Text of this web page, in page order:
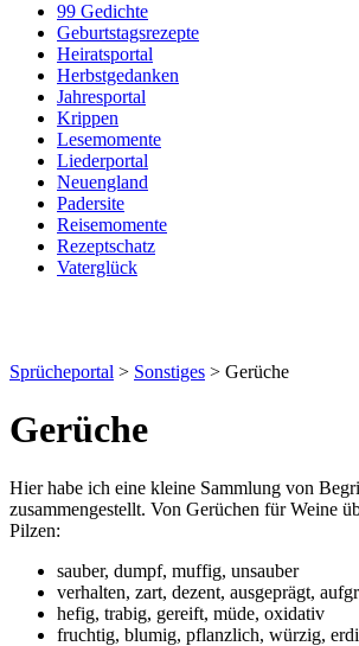
99 Gedichte
Geburtstagsrezepte
Heiratsportal
Herbstgedanken
Jahresportal
Krippen
Lesemomente
Liederportal
Neuengland
Padersite
Reisemomente
Rezeptschatz
Vaterglück
Sprücheportal > Sonstiges > Gerüche
Gerüche
Hier habe ich eine kleine Sammlung von
zusammengestellt. Von Gerüchen für Weine
Pilzen:
sauber, dumpf, muffig, unsauber
verhalten, zart, dezent, ausgeprägt,
hefig, trabig, gereift, müde, oxidativ
fruchtig, blumig, pflanzlich, würzig,